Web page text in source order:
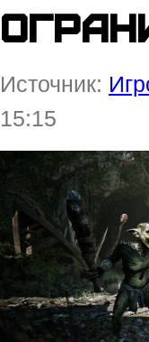
Источник:
15:15